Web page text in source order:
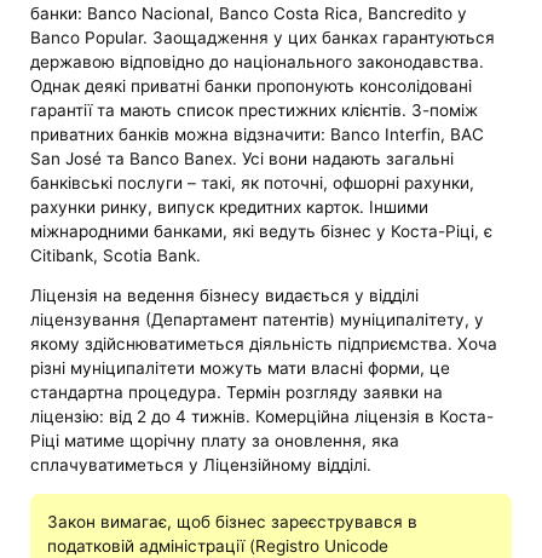
банки: Banco Nacional, Banco Costa Rica, Bancredito y
Banco Popular. Заощадження у цих банках гарантуються
державою відповідно до національного законодавства.
Однак деякі приватні банки пропонують консолідовані
гарантії та мають список престижних клієнтів. З-поміж
приватних банків можна відзначити: Banco Interfin, BAC
San José та Banco Banex. Усі вони надають загальні
банківські послуги – такі, як поточні, офшорні рахунки,
рахунки ринку, випуск кредитних карток. Іншими
міжнародними банками, які ведуть бізнес у Коста-Ріці, є
Citibank, Scotia Bank.
Ліцензія на ведення бізнесу видається у відділі
ліцензування (Департамент патентів) муніципалітету, у
якому здійснюватиметься діяльність підприємства. Хоча
різні муніципалітети можуть мати власні форми, це
стандартна процедура. Термін розгляду заявки на
ліцензію: від 2 до 4 тижнів. Комерційна ліцензія в Коста-
Ріці матиме щорічну плату за оновлення, яка
сплачуватиметься у Ліцензійному відділі.
Закон вимагає, щоб бізнес зареєструвався в
податковій адміністрації (Registro Unicode